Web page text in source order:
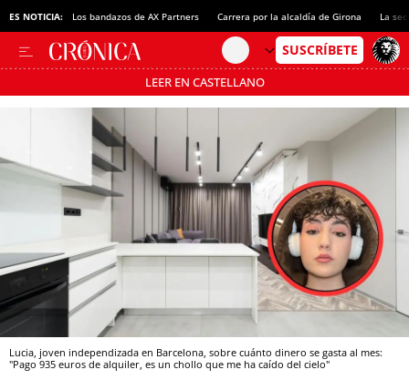
ES NOTICIA: Los bandazos de AX Partners Carrera por la alcaldía de Girona La
LEER EN CASTELLANO
Pásate al MODO AHORRO
Lucia, joven independizada en Barcelona, sobre cuánto dinero se gasta al mes:
"Pago 935 euros de alquiler, es un chollo que me ha caído del cielo"